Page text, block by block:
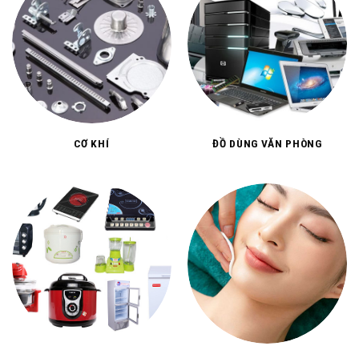
CƠ KHÍ ĐỒ DÙNG VĂN PHÒNG